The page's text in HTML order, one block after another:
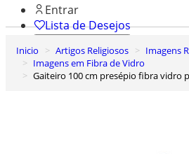
Entrar
Lista de Desejos
0
Carrinho de Compras
Inicio Artigos Religiosos
Imagens
Imagens em Fibra de Vidro
Gaiteiro 100 cm presépio fibra vidro